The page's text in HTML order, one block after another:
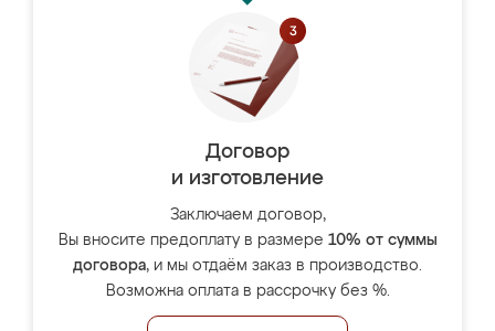
Договор
и изготовление
Заключаем договор,
Вы вносите предоплату в размере 10% от суммы
договора, и мы отдаём заказ в производство.
Возможна оплата в рассрочку без %.